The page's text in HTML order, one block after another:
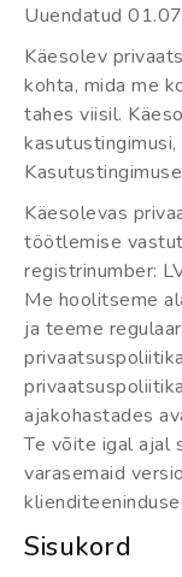
Uuendatud
Käesolev
kohta, mida me
tahes viisil.
Käesolevas
töötlemise
registrinumber:
Me hoolitseme
ja teeme
ajakohastades
Te võite igal ajal
varasemaid
Sisukord